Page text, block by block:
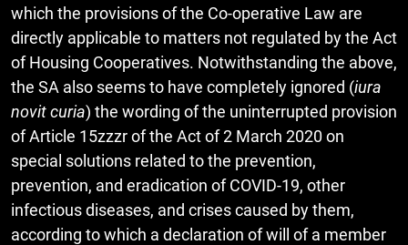
which the provisions of the Co-operative Law are
directly applicable to matters not regulated by the Act
of Housing Cooperatives. Notwithstanding the above,
the SA also seems to have completely ignored (iura
novit curia) the wording of the uninterrupted provision
of Article 15zzzr of the Act of 2 March 2020 on
special solutions related to the prevention,
prevention, and eradication of COVID-19, other
infectious diseases, and crises caused by them,
according to which a declaration of will of a member